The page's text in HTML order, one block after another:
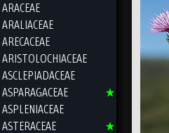
ARACEAE
ARALIACEAE
ARECACEAE
ARISTOLOCHIACEAE
ASCLEPIADACEAE
ASPARAGACEAE
ASPLENIACEAE
ASTERACEAE